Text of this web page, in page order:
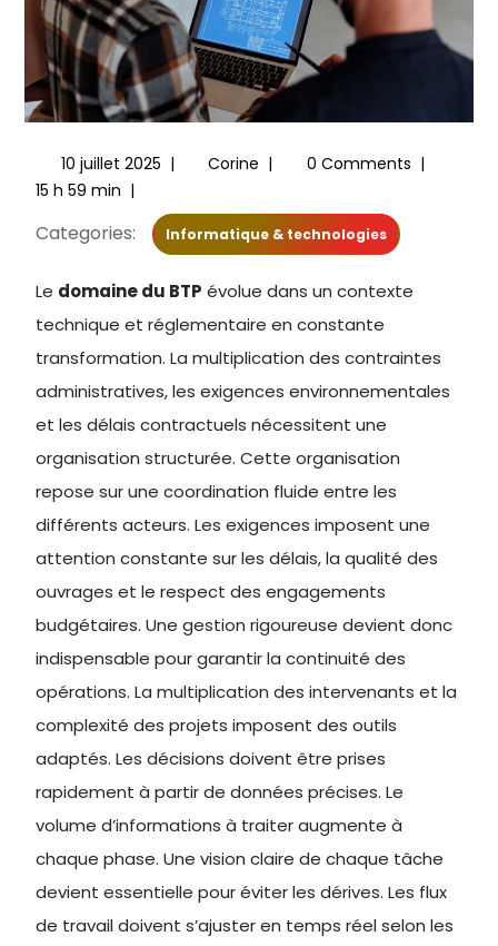
10 juillet 2025 | Corine | 0 Comments |
15 h 59 min |
Categories: Informatique & technologies
Le domaine du BTP évolue dans un contexte
technique et réglementaire en constante
transformation. La multiplication des contraintes
administratives, les exigences environnementales
et les délais contractuels nécessitent une
organisation structurée. Cette organisation
repose sur une coordination fluide entre les
différents acteurs. Les exigences imposent une
attention constante sur les délais, la qualité des
ouvrages et le respect des engagements
budgétaires. Une gestion rigoureuse devient donc
indispensable pour garantir la continuité des
opérations. La multiplication des intervenants et la
complexité des projets imposent des outils
adaptés. Les décisions doivent être prises
rapidement à partir de données précises. Le
volume d’informations à traiter augmente à
chaque phase. Une vision claire de chaque tâche
devient essentielle pour éviter les dérives. Les flux
de travail doivent s’ajuster en temps réel selon les